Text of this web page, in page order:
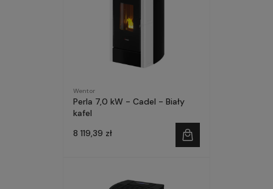
Wentor
Perla 7,0 kW - Cadel - Biały
kafel
8 119,39 zł